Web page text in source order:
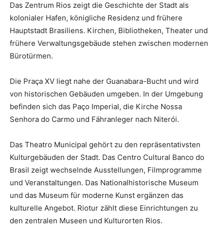
Das Zentrum Rios zeigt die Geschichte der Stadt als
kolonialer Hafen, königliche Residenz und frühere
Hauptstadt Brasiliens. Kirchen, Bibliotheken, Theater und
frühere Verwaltungsgebäude stehen zwischen modernen
Bürotürmen.
Die Praça XV liegt nahe der Guanabara-Bucht und wird
von historischen Gebäuden umgeben. In der Umgebung
befinden sich das Paço Imperial, die Kirche Nossa
Senhora do Carmo und Fähranleger nach Niterói.
Das Theatro Municipal gehört zu den repräsentativsten
Kulturgebäuden der Stadt. Das Centro Cultural Banco do
Brasil zeigt wechselnde Ausstellungen, Filmprogramme
und Veranstaltungen. Das Nationalhistorische Museum
und das Museum für moderne Kunst ergänzen das
kulturelle Angebot. Riotur zählt diese Einrichtungen zu
den zentralen Museen und Kulturorten Rios.